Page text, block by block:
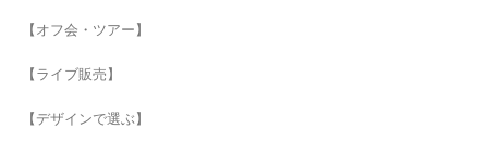
【オフ会・ツアー】
【ライブ販売】
【デザインで選ぶ】